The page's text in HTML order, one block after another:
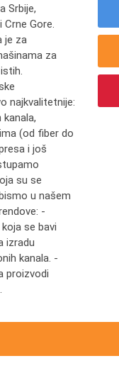
Srbije,
Crne Gore.
je za
za
najkvalitetnije:
(od fiber do
i još
su se
u našem
-
se bavi
izradu
kanala. -
proizvodi